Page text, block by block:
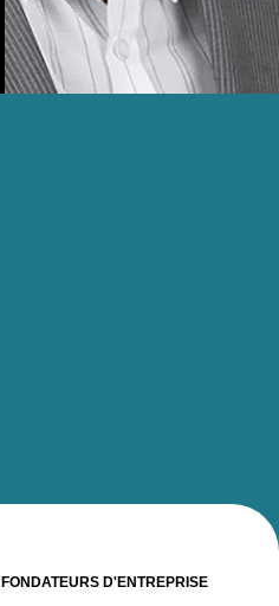
FONDATEURS D'ENTREPRISE